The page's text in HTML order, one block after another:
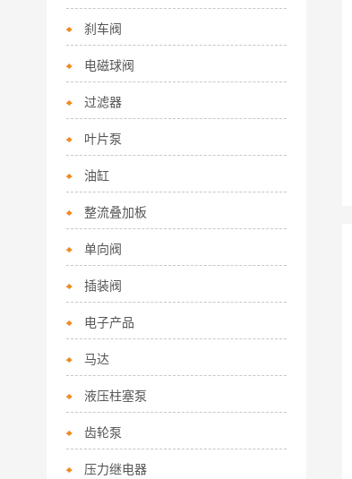
刹车阀
电磁球阀
过滤器
叶片泵
油缸
整流叠加板
单向阀
插装阀
电子产品
马达
液压柱塞泵
齿轮泵
压力继电器